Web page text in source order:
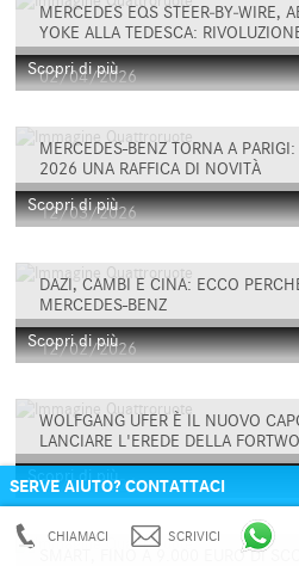
SERVE AIUTO? CONTATTACI
CHIAMACI SCRIVICI
MERCEDES EQS STEER‑BY‑WIRE,
YOKE ALLA TEDESCA:
02/04/2026
Scopri di più
MERCEDES-BENZ TORNA A
2026 UNA RAFFICA DI NOVITÀ
12/03/2026
Scopri di più
DAZI, CAMBI E CINA: ECCO
MERCEDES-BENZ
12/02/2026
Scopri di più
WOLFGANG UFER È IL NUOVO
LANCIARE L'EREDE DELLA FORTWO
20/01/2026
Scopri di più
SMART, FINO A 9.000 EURO DI